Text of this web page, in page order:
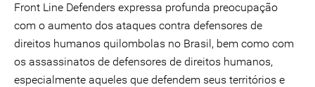
Front Line Defenders expressa profunda preocupação
com o aumento dos ataques contra defensores de
direitos humanos quilombolas no Brasil, bem como com
os assassinatos de defensores de direitos humanos,
especialmente aqueles que defendem seus territórios e